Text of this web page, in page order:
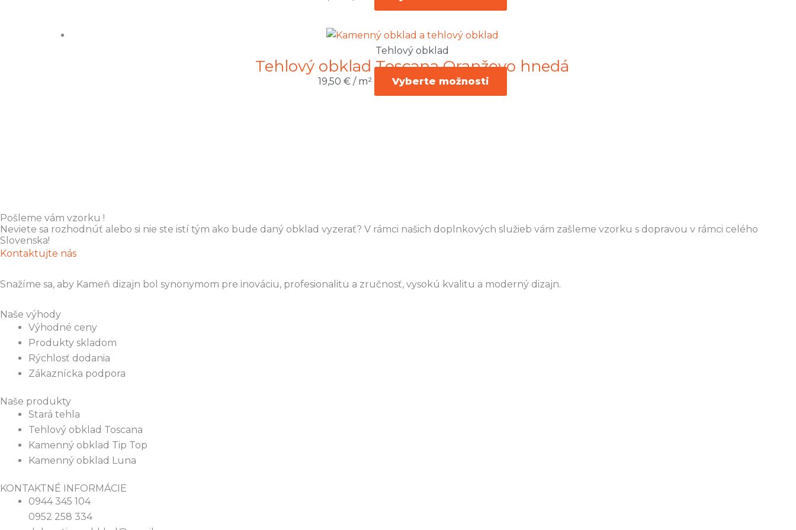
Tehlový obklad
Tehlový obklad Toscana Oranžovo hnedá
19,50 €/ m² Vyberte možnosti
Pošleme vám vzorku !
Neviete sa rozhodnúť alebo si nie ste istí tým ako bude daný obklad vyzerať? V rámci našich doplnkových služieb vám zašleme vzorku s dopravou v rámci celého
Slovenska!
Kontaktujte nás
Snažíme sa, aby Kameň dizajn bol synonymom pre inováciu, profesionalitu a zručnosť, vysokú kvalitu a moderný dizajn.
Naše výhody
Výhodné ceny
Produkty skladom
Rýchlosť dodania
Zákaznícka podpora
Naše produkty
Stará tehla
Tehlový obklad Toscana
Kamenný obklad Tip Top
Kamenný obklad Luna
KONTAKTNÉ INFORMÁCIE
0944 345 104
0952 258 334